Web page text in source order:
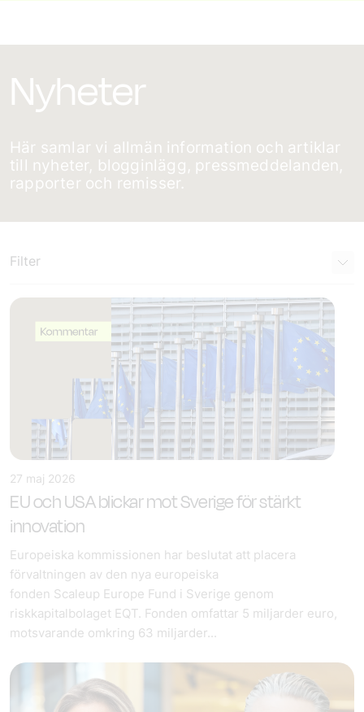
Nyheter
Här samlar vi allmän information och artiklar
till nyheter, blogginlägg, pressmeddelanden,
rapporter och remisser.
Filter
27 maj 2026
EU och USA blickar mot Sverige för stärkt
innovation
Europeiska kommissionen har beslutat att placera
förvaltningen av den nya europeiska
fonden Scaleup Europe Fund i Sverige genom
riskkapitalbolaget EQT. Fonden omfattar 5 miljarder euro,
motsvarande omkring 63 miljarder...